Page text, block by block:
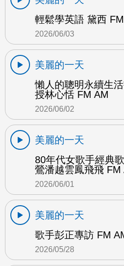
輕鬆學英語 黛西
2026/06/03
美麗的一天
懶人的聰明永續生
授林心恬 FM AM
2026/06/02
美麗的一天
80年代女歌手經典
鶯潘越雲鳳飛飛 FM
2026/06/01
美麗的一天
歌手彭正專訪 FM
2026/05/28